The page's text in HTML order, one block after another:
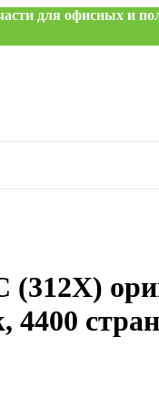
для офисных и
4400